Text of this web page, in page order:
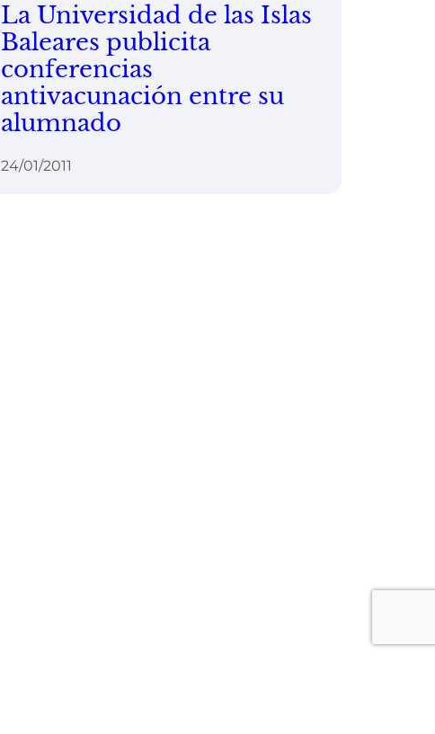
La Universidad de las Islas
Baleares publicita
conferencias
antivacunación entre su
alumnado
24/01/2011